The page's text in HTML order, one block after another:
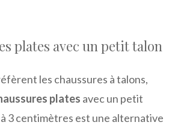
plates avec un petit talon
les chaussures à talons,
plates avec un petit
3 centimètres est une alternative